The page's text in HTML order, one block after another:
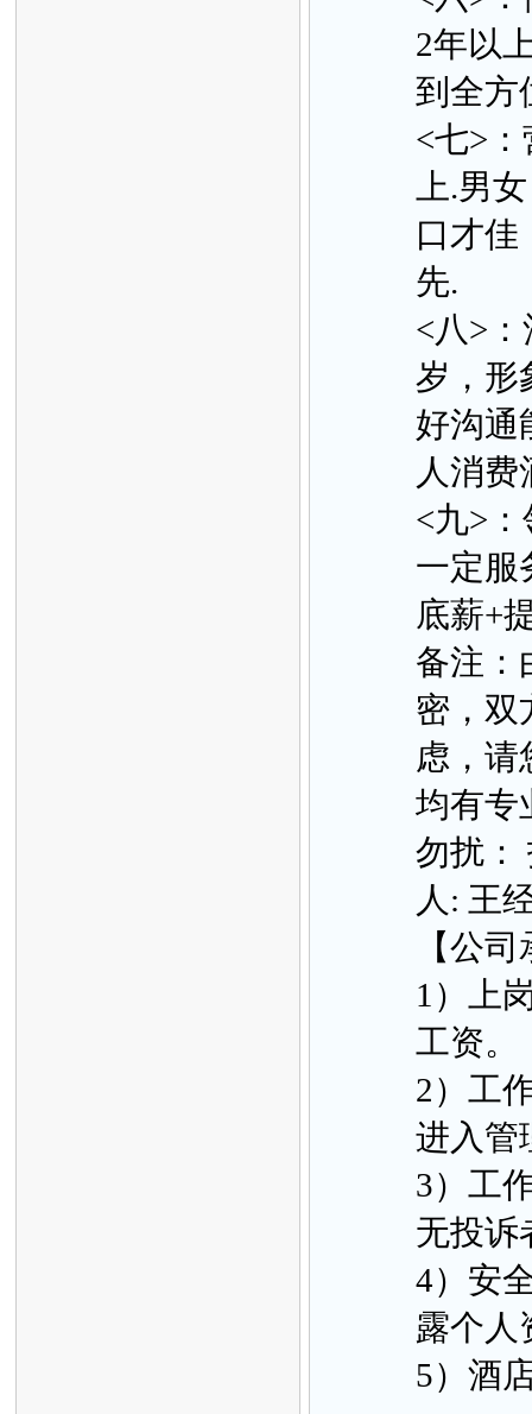
2年以
到全方
<七>
上.男
口才佳
先.
<八>
岁，形
好沟通
人消费
<九>
一定服
底薪+
备注：
密，双
虑，请
均有专
勿扰：
人: 王
【公
1）上
工资。
2）工
进入管
3）工
无投诉
4）安
露个
5）酒